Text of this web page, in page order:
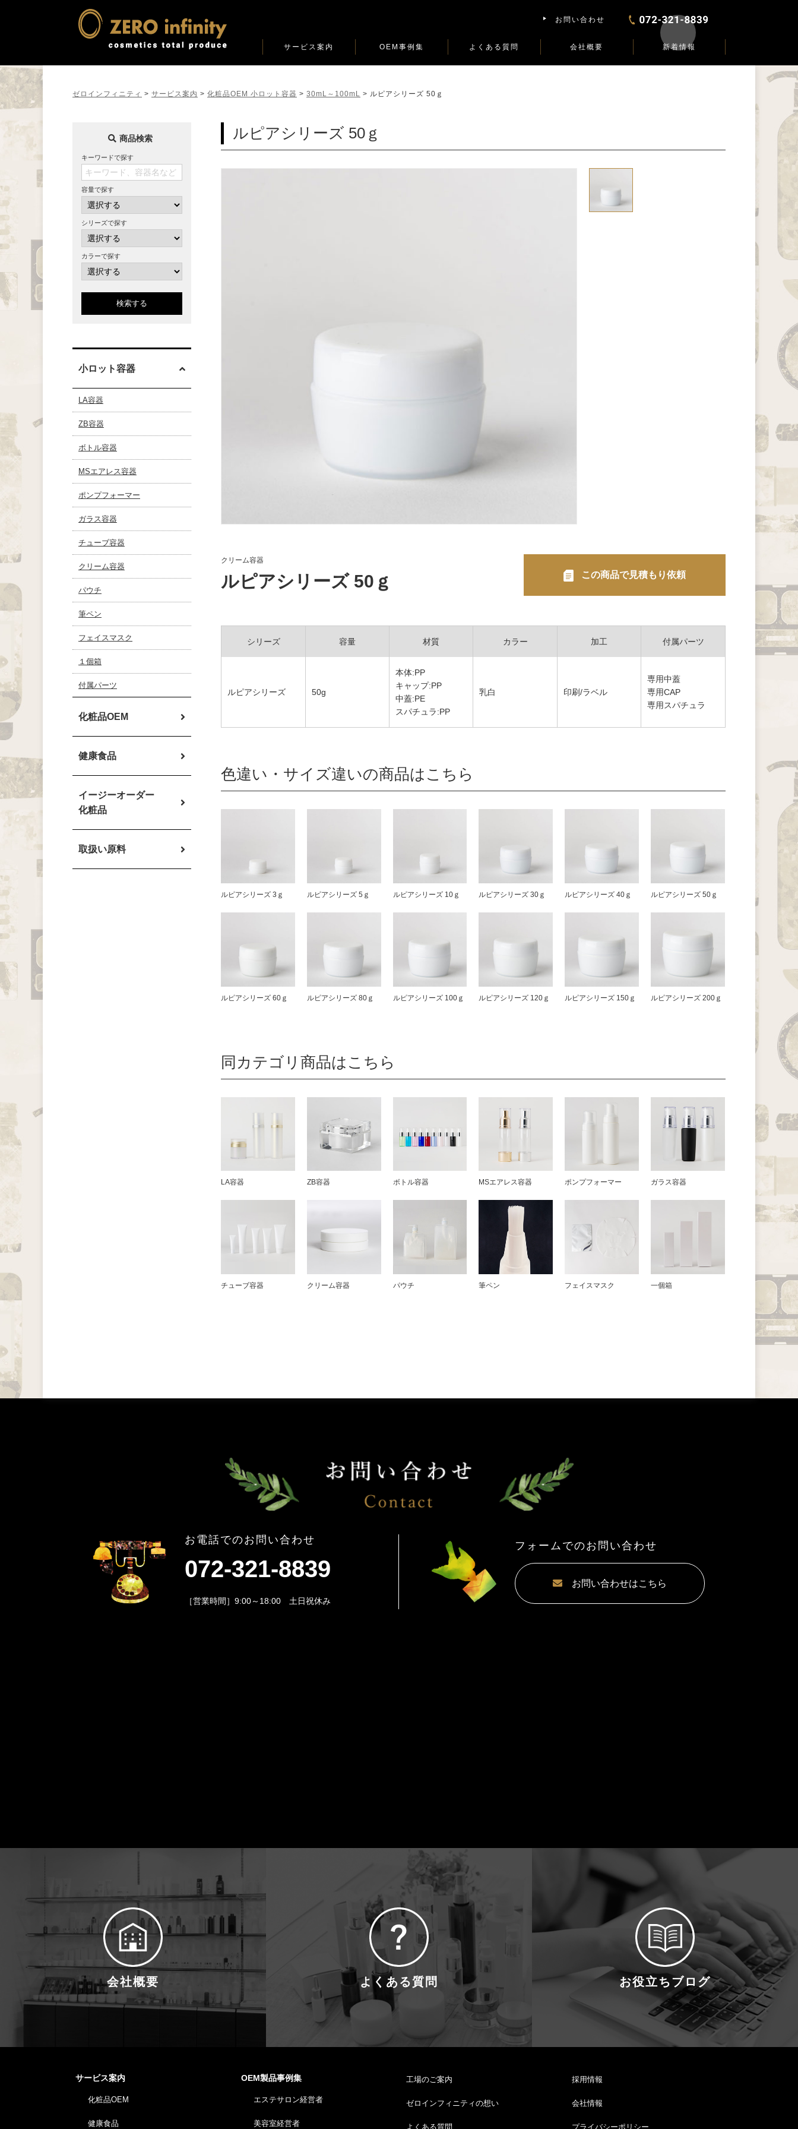
お問い合わせ
サービス案内 OEM事例集 よくある質問 会社概要 新着情報
ゼロインフィニティ > サービス案内 > 化粧品OEM 小ロット容器 > 30mL～100mL > ルピアシリーズ 50ｇ
ルピアシリーズ 50ｇ
クリーム容器
ルピアシリーズ 50ｇ この商品で見積もり依頼
シリーズ 容量 材質 カラー 加工 付属パーツ
ルピアシリーズ 50g
本体:PP
キャップ:PP
中蓋:PE
スパチュラ:PP
乳白 印刷/ラベル
専用中蓋
専用CAP
専用スパチュラ
色違い・サイズ違いの商品はこちら
ルピアシリーズ 3ｇ ルピアシリーズ 5ｇ ルピアシリーズ 10ｇ ルピアシリーズ 30ｇ ルピアシリーズ 40ｇ ルピアシリーズ 50ｇ
ルピアシリーズ 60ｇ ルピアシリーズ 80ｇ ルピアシリーズ 100ｇ ルピアシリーズ 120ｇ ルピアシリーズ 150ｇ ルピアシリーズ 200ｇ
同カテゴリ商品はこちら
LA容器 ZB容器 ボトル容器 MSエアレス容器 ポンプフォーマー ガラス容器
チューブ容器 クリーム容器 パウチ 筆ペン フェイスマスク 一個箱
商品検索
キーワードで探す
容量で探す
シリーズで探す
カラーで探す
検索する
小ロット容器
LA容器
ZB容器
ボトル容器
MSエアレス容器
ポンプフォーマー
ガラス容器
チューブ容器
クリーム容器
パウチ
筆ペン
フェイスマスク
１個箱
付属パーツ
化粧品OEM
健康食品
イージーオーダー
化粧品
取扱い原料
お電話でのお問い合わせ
072-321-8839
［営業時間］9:00～18:00 土日祝休み
フォームでのお問い合わせ
お問い合わせはこちら
会社概要 よくある質問 お役立ちブログ
サービス案内
化粧品OEM
健康食品
OEM製品事例集
エステサロン経営者
美容室経営者
工場のご案内
ゼロインフィニティの想い
よくある質問
採用情報
会社情報
プライバシーポリシー